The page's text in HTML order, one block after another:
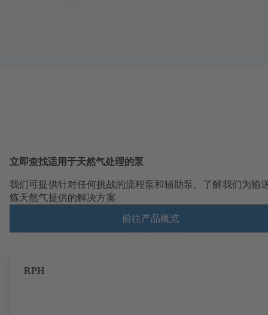
立即查找适用于天然气处理的泵
我们可提供针对任何挑战的流程泵和辅助泵。了解我们为输
炼天然气提供的解决方案
前往产品概览
RPH